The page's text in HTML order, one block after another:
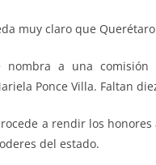
muy claro que
nombra a una
Ponce Villa. Faltan
a rendir los
del estado.